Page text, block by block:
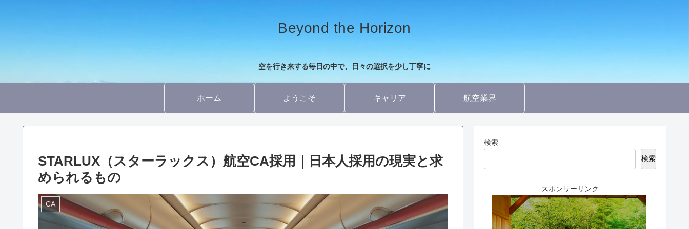
Beyond the Horizon
空を行き来する毎日の中で、日々の選択を少し丁寧に
ホーム ようこそ キャリア 航空業界
STARLUX（スターラックス）航空CA採用｜日本人採用の現実と求
められるもの
CA
検索
検索
スポンサーリンク